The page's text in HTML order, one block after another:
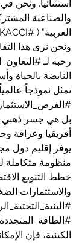
استثنائياً. ونحن
والصناعية
العربية" ( #JKACCI
ونحن نرى هذا
رحبة لـ
النابضة بالحياة
تمثل نموذجاً
بل هي جسر ذهبي
أفريقيا وعراقة
يوفر إقليم دول
منظومة متكاملة
خطط التنويع
والاستثمارات
#الطاقة_المتجددة
الكينية، فإن